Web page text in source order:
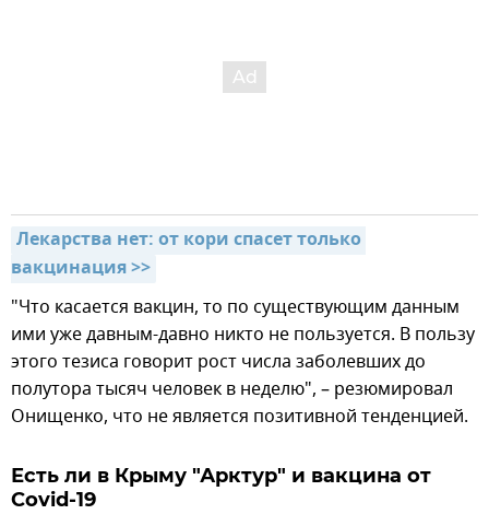
Лекарства нет: от кори спасет только
вакцинация >>
"Что касается вакцин, то по существующим данным
ими уже давным-давно никто не пользуется. В пользу
этого тезиса говорит рост числа заболевших до
полутора тысяч человек в неделю", – резюмировал
Онищенко, что не является позитивной тенденцией.
Есть ли в Крыму "Арктур" и вакцина от
Covid-19